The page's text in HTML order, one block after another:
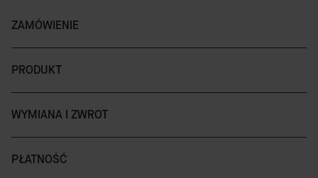
ZAMÓWIENIE
PRODUKT
WYMIANA I ZWROT
PŁATNOŚĆ